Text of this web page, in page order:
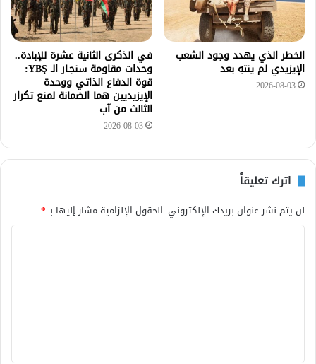
الخطر الذي يهدد وجود الشعب
الإيزيدي لم ينتهِ بعد
2026-08-03
في الذكرى الثانية عشرة للإبادة..
وحدات مقاومة سنجـار الـ YBŞ:
قوة الدفاع الذاتي ووحدة
الإيزيديين هما الضمانة لمنع تكرار
الثالث من آب
2026-08-03
اترك تعليقاً
لن يتم نشر عنوان بريدك الإلكتروني. الحقول الإلزامية مشار إليها بـ*